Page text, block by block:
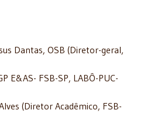
Dantas, OSB (Diretor-geral,
E&AS- FSB-SP, LABÔ-PUC-
(Diretor Acadêmico, FSB-